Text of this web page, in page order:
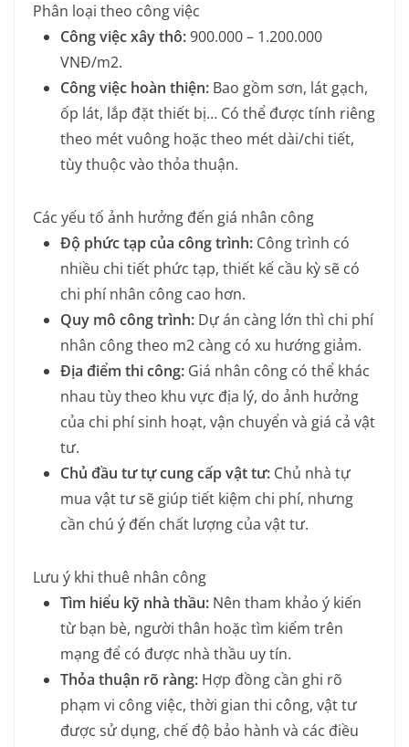
Phân loại theo công việc
Công việc xây thô:900.000 – 1.200.000
VNĐ/m2.
Công việc hoàn thiện: Bao gồm sơn, lát gạch,
ốp lát, lắp đặt thiết bị… Có thể được tính riêng
theo mét vuông hoặc theo mét dài/chi tiết,
tùy thuộc vào thỏa thuận.
Các yếu tố ảnh hưởng đến giá nhân công
Độ phức tạp của công trình: Công trình có
nhiều chi tiết phức tạp, thiết kế cầu kỳ sẽ có
chi phí nhân công cao hơn.
Quy mô công trình: Dự án càng lớn thì chi phí
nhân công theo m2 càng có xu hướng giảm.
Địa điểm thi công: Giá nhân công có thể khác
nhau tùy theo khu vực địa lý, do ảnh hưởng
của chi phí sinh hoạt, vận chuyển và giá cả vật
tư.
Chủ đầu tư tự cung cấp vật tư: Chủ nhà tự
mua vật tư sẽ giúp tiết kiệm chi phí, nhưng
cần chú ý đến chất lượng của vật tư.
Lưu ý khi thuê nhân công
Tìm hiểu kỹ nhà thầu: Nên tham khảo ý kiến
từ bạn bè, người thân hoặc tìm kiếm trên
mạng để có được nhà thầu uy tín.
Thỏa thuận rõ ràng: Hợp đồng cần ghi rõ
phạm vi công việc, thời gian thi công, vật tư
được sử dụng, chế độ bảo hành và các điều